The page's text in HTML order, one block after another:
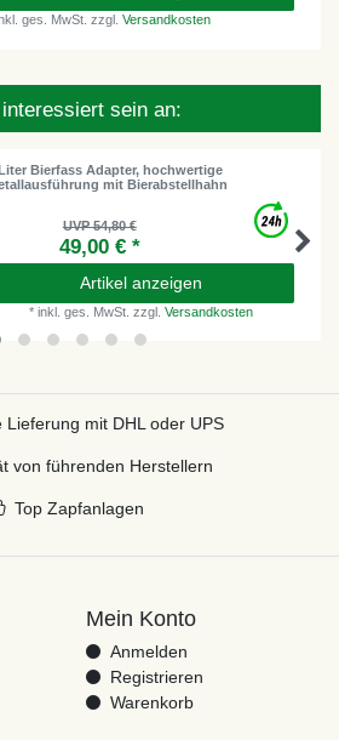
ges. MwSt. zzgl.Versandkosten
sein an:
Bierfass Adapter, hochwertige
mit Bierabstellhahn
UVP 54,80 €
49,00 € *
Artikel anzeigen
* inkl. ges. MwSt. zzgl. Versandkosten
Lieferung mit DHL oder UPS
von führenden Herstellern
Top Zapfanlagen
Mein Konto
Anmelden
Registrieren
Warenkorb